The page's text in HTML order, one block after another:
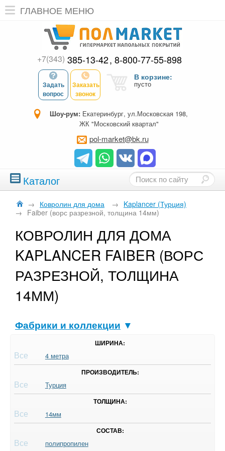
ГЛАВНОЕ МЕНЮ
+7(343) 385-13-42 8-800-77-55-898
Задать
вопрос
Заказать
звонок
В корзине:
пусто
Шоу-рум: Екатеринбург, ул.Московская 198,
ЖК "Московский квартал"
pol-market@bk.ru
Каталог
→ Ковролин для дома → Kaplancer (Турция)
→ Faiber (ворс разрезной, толщина 14мм)
КОВРОЛИН ДЛЯ ДОМА
KAPLANCER FAIBER (ВОРС
РАЗРЕЗНОЙ, ТОЛЩИНА
14ММ)
Фабрики и коллекции ▼
ШИРИНА:
Все 4 метра
ПРОИЗВОДИТЕЛЬ:
Все Турция
ТОЛЩИНА:
Все 14мм
СОСТАВ:
Все полипропилен